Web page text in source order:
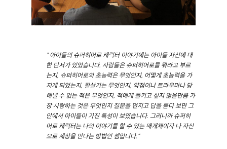
" 아이들의 슈퍼히어로 캐릭터 이야기에는 아이들 자신에 대
한 단서가 있었습니다. 사람들은 슈퍼히어로를 뭐라고 부르
는지, 슈퍼히어로의 초능력은 무엇인지, 어떻게 초능력을 가
지게 되었는지, 필살기는 무엇인지, 약점이나 트라우마나 당
해낼 수 없는 적은 무엇인지, 적에게 들키고 싶지 않을만큼 가
장 사랑하는 것은 무엇인지 질문을 던지고 답을 듣다 보면 그
안에서 아이들이 가진 특성이 보였습니다. 그러니까 슈퍼히
어로 캐릭터는 나의 이야기를 할 수 있는 매개체이자 나 자신
으로 세상을 만나는 방법인 셈입니다."